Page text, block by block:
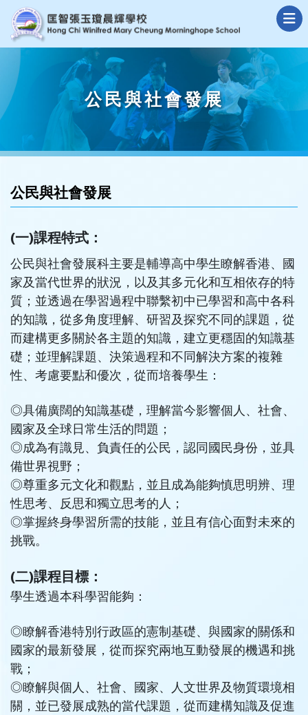
公民與社會發展
公民與社會發展
(一)課程特式：
公民與社會發展科主要是輔導高中學生瞭解香港、國
家及當代世界的狀況，以及其多元化和互相依存的特
質；並透過在學習過程中聯繫初中已學習和高中各科
的知識，從多角度理解、研習及探究不同的課題，從
而建構更多關於各主題的知識，建立更穩固的知識基
礎；並理解課題、決策過程和不同解決方案的複雜
性、考慮要點和優次，從而培養學生：
◎具備廣闊的知識基礎，理解當今影響個人、社會、
國家及全球日常生活的問題；
◎成為有識見、負責任的公民，認同國民身份，並具
備世界視野；
◎尊重多元文化和觀點，並且成為能夠慎思明辨、理
性思考、反思和獨立思考的人；
◎掌握終身學習所需的技能，並且有信心面對未來的
挑戰。
(二)課程目標：
學生透過本科學習能夠：
◎瞭解香港特別行政區的憲制基礎、與國家的關係和
國家的最新發展，從而探究兩地互動發展的機遇和挑
戰；
◎瞭解與個人、社會、國家、人文世界及物質環境相
關，並已發展成熟的當代課題，從而建構知識及促進